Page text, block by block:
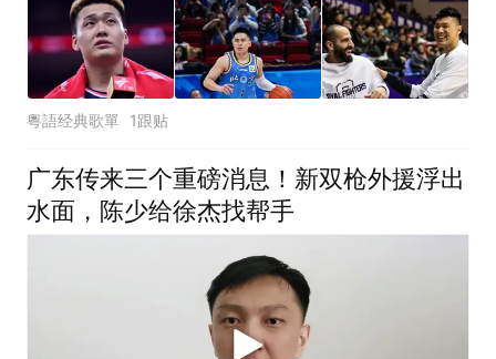
粵語经典歌單 1跟贴
广东传来三个重磅消息！新双枪外援浮出
水面，陈少给徐杰找帮手